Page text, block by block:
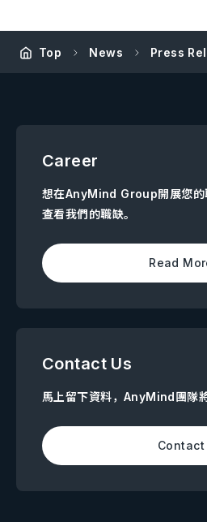
Top News Press
Career
想在AnyMind Group開展您的
查看我們的職缺。
Read
Contact Us
馬上留下資料，AnyMind團隊
Contact